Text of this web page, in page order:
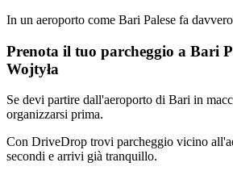
In un aeroporto come Bari Palese fa
Prenota il tuo parcheggio a Bari
Wojtyła
Se devi partire dall'aeroporto di Bari in
organizzarsi prima.
Con DriveDrop trovi parcheggio vicino
secondi e arrivi già tranquillo.